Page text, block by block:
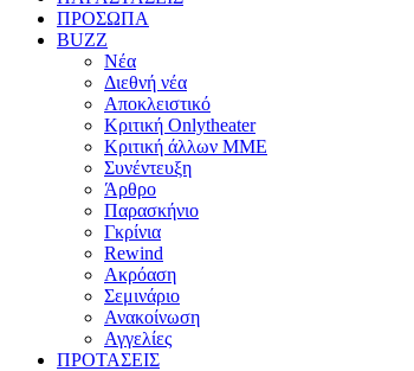
ΠΡΟΣΩΠΑ
BUZZ
Νέα
Διεθνή νέα
Αποκλειστικό
Κριτική Onlytheater
Κριτική άλλων ΜΜΕ
Συνέντευξη
Άρθρο
Παρασκήνιο
Γκρίνια
Rewind
Ακρόαση
Σεμινάριο
Ανακοίνωση
Αγγελίες
ΠΡΟΤΑΣΕΙΣ